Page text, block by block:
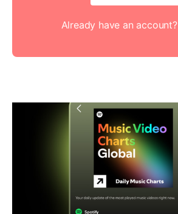
Already have an account?